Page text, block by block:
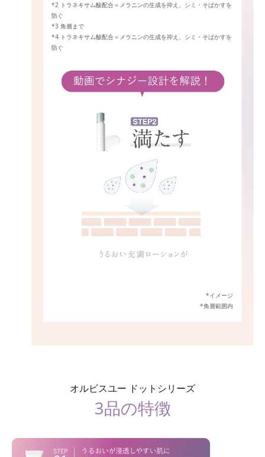
*2 トラネキサム酸配合＝メラニンの生成を抑え、シミ・そばかすを
防ぐ
*3 角層まで
*4 トラネキサム酸配合＝メラニンの生成を抑え、シミ・そばかすを
防ぐ
*イメージ
*角層範囲内
オルビスユー ドットシリーズ
3品の特徴